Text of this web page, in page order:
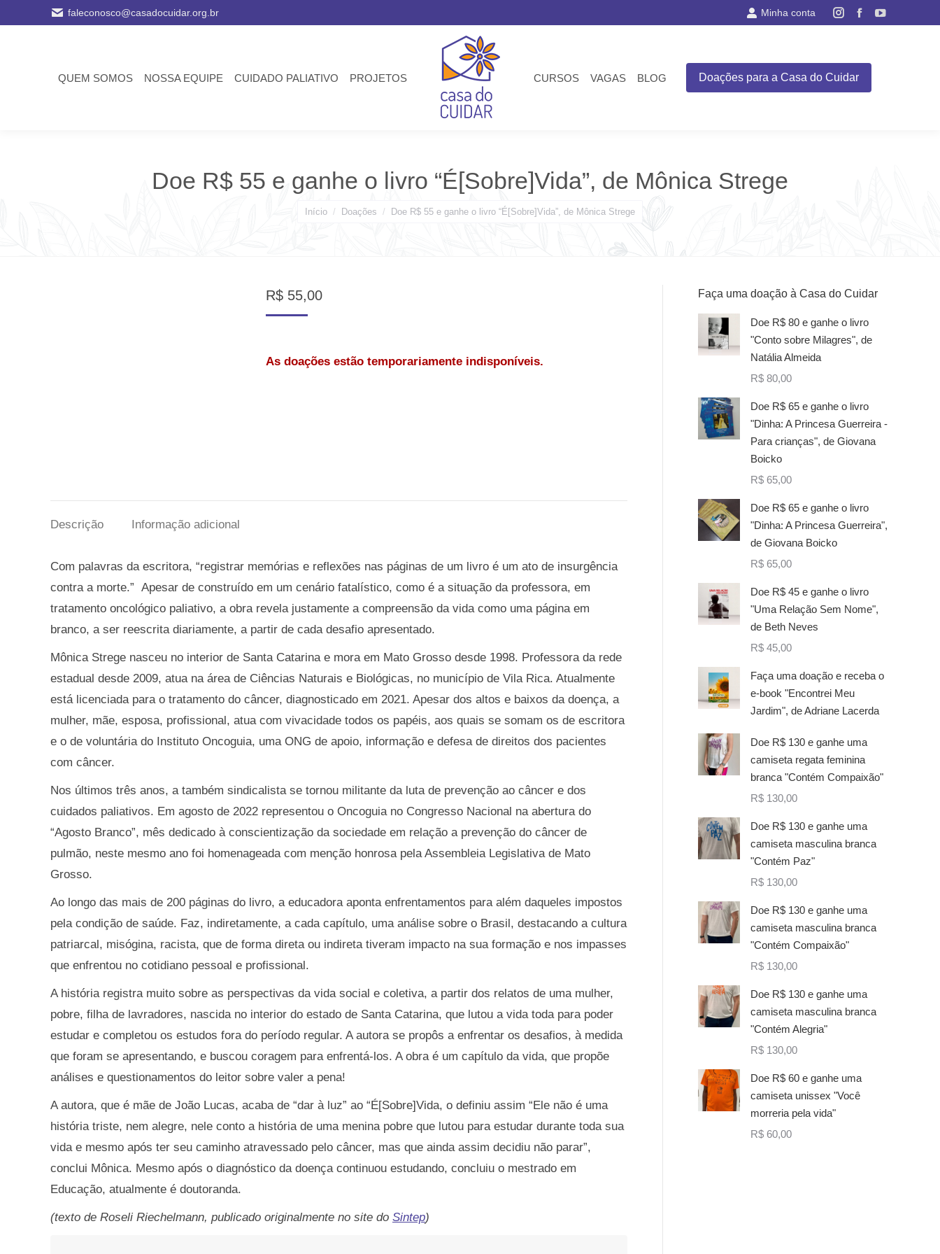
faleconosco@casadocuidar.org.br Minha conta
Instagram
in
new
Facebook
in
new
YouTube
QUEM SOMOS NOSSA EQUIPE CUIDADO PALIATIVO PROJETOS CURSOS VAGAS BLOG Doações para a Casa do Cuidar
Doe R$ 55 e ganhe o livro “É[Sobre]Vida”, de Mônica Strege
Você está aqui:
Início Doações Doe R$ 55 e ganhe o livro “É[Sobre]Vida”, de Mônica Strege
R$55,00
As doações estão temporariamente indisponíveis.
Descrição Informação adicional
Com palavras da escritora, “registrar memórias e reflexões nas páginas de um livro é um ato de insurgência
contra a morte.” Apesar de construído em um cenário fatalístico, como é a situação da professora, em
tratamento oncológico paliativo, a obra revela justamente a compreensão da vida como uma página em
branco, a ser reescrita diariamente, a partir de cada desafio apresentado.
Mônica Strege nasceu no interior de Santa Catarina e mora em Mato Grosso desde 1998. Professora da rede
estadual desde 2009, atua na área de Ciências Naturais e Biológicas, no município de Vila Rica. Atualmente
está licenciada para o tratamento do câncer, diagnosticado em 2021. Apesar dos altos e baixos da doença, a
mulher, mãe, esposa, profissional, atua com vivacidade todos os papéis, aos quais se somam os de escritora
e o de voluntária do Instituto Oncoguia, uma ONG de apoio, informação e defesa de direitos dos pacientes
com câncer.
Nos últimos três anos, a também sindicalista se tornou militante da luta de prevenção ao câncer e dos
cuidados paliativos. Em agosto de 2022 representou o Oncoguia no Congresso Nacional na abertura do
“Agosto Branco”, mês dedicado à conscientização da sociedade em relação a prevenção do câncer de
pulmão, neste mesmo ano foi homenageada com menção honrosa pela Assembleia Legislativa de Mato
Grosso.
Ao longo das mais de 200 páginas do livro, a educadora aponta enfrentamentos para além daqueles impostos
pela condição de saúde. Faz, indiretamente, a cada capítulo, uma análise sobre o Brasil, destacando a cultura
patriarcal, misógina, racista, que de forma direta ou indireta tiveram impacto na sua formação e nos impasses
que enfrentou no cotidiano pessoal e profissional.
A história registra muito sobre as perspectivas da vida social e coletiva, a partir dos relatos de uma mulher,
pobre, filha de lavradores, nascida no interior do estado de Santa Catarina, que lutou a vida toda para poder
estudar e completou os estudos fora do período regular. A autora se propôs a enfrentar os desafios, à medida
que foram se apresentando, e buscou coragem para enfrentá-los. A obra é um capítulo da vida, que propõe
análises e questionamentos do leitor sobre valer a pena!
A autora, que é mãe de João Lucas, acaba de “dar à luz” ao “É[Sobre]Vida, o definiu assim “Ele não é uma
história triste, nem alegre, nele conto a história de uma menina pobre que lutou para estudar durante toda sua
vida e mesmo após ter seu caminho atravessado pelo câncer, mas que ainda assim decidiu não parar”,
conclui Mônica. Mesmo após o diagnóstico da doença continuou estudando, concluiu o mestrado em
Educação, atualmente é doutoranda.
(texto de Roseli Riechelmann, publicado originalmente no site do Sintep)
Faça uma doação à Casa do Cuidar
Doe R$ 80 e ganhe o livro
"Conto sobre Milagres", de
Natália Almeida
R$ 80,00
Doe R$ 65 e ganhe o livro
"Dinha: A Princesa Guerreira -
Para crianças", de Giovana
Boicko
R$ 65,00
Doe R$ 65 e ganhe o livro
"Dinha: A Princesa Guerreira",
de Giovana Boicko
R$ 65,00
Doe R$ 45 e ganhe o livro
"Uma Relação Sem Nome",
de Beth Neves
R$ 45,00
Faça uma doação e receba o
e-book "Encontrei Meu
Jardim", de Adriane Lacerda
Doe R$ 130 e ganhe uma
camiseta regata feminina
branca "Contém Compaixão"
R$ 130,00
Doe R$ 130 e ganhe uma
camiseta masculina branca
"Contém Paz"
R$ 130,00
Doe R$ 130 e ganhe uma
camiseta masculina branca
"Contém Compaixão"
R$ 130,00
Doe R$ 130 e ganhe uma
camiseta masculina branca
"Contém Alegria"
R$ 130,00
Doe R$ 60 e ganhe uma
camiseta unissex "Você
morreria pela vida"
R$ 60,00